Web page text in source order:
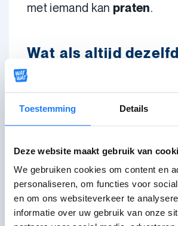
Toestemming Details
Deze website maakt gebruik van
We gebruiken cookies om content en
personaliseren, om functies voor
en om ons websiteverkeer te
informatie over uw gebruik van onze
met iemand kan praten.
Wat als altijd
emotie mij overvalt?
Voel je elke keer een
Wanneerovervalt die
Merk het op.
Staer even bijstil.
Ga pas verder met je